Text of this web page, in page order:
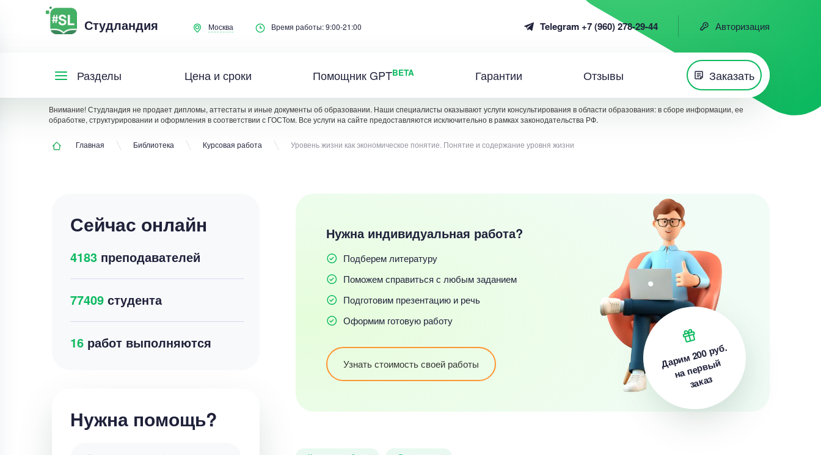
Студландия Москва Время работы: 9:00-21:00 Telegram +7 (960) 278-29-44 Авторизация
Разделы Цена и сроки Помощник GPTBETA Гарантии Отзывы Заказать
Внимание! Студландия не продает дипломы, аттестаты и иные документы об образовании. Наши специалисты оказывают услуги консультирования в области образования: в сборе информации, ее
обработке, структурировании и оформления в соответствии с ГОСТом. Все услуги на сайте предоставляются исключительно в рамках законодательства РФ.
Главная Библиотека Курсовая работа Уровень жизни как экономическое понятие. Понятие и содержание уровня жизни
Сейчас онлайн
4183преподавателей
77409студента
29работ выполняются
Нужна помощь?
Нужна индивидуальная работа?
Подберем литературу
Поможем справиться с любым заданием
Подготовим презентацию и речь
Оформим готовую работу
Узнать стоимость своей работы Дарим200 руб.
на первый
заказ